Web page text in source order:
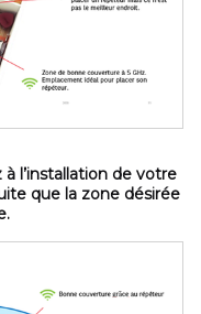
l’installation de votre
que la zone désirée